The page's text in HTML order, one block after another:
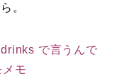
。
で言うんで
モ